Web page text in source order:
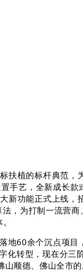
植的标杆典范，
手艺，全新成长
功能正式上线
，为打制一流营
60余个沉点项目
转型，现在分三
顺德、佛山全市